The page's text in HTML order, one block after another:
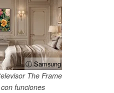
ⓘ Samsung
The Frame
funciones